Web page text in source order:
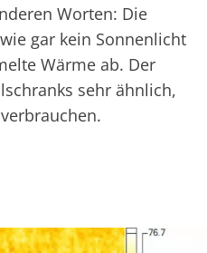
Worten: Die
gar kein Sonnenlicht
Wärme ab. Der
sehr ähnlich,